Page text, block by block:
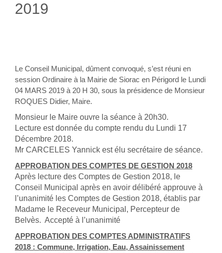
2019
Le Conseil Municipal, dûment convoqué, s’est réuni en
session Ordinaire à la Mairie de Siorac en Périgord le Lundi
04 MARS 2019 à 20 H 30, sous la présidence de Monsieur
ROQUES Didier, Maire.
Monsieur le Maire ouvre la séance à 20h30.
Lecture est donnée du compte rendu du Lundi 17
Décembre 2018.
Mr CARCELES Yannick est élu secrétaire de séance.
APPROBATION DES COMPTES DE GESTION 2018
Après lecture des Comptes de Gestion 2018, le
Conseil Municipal après en avoir délibéré approuve à
l’unanimité les Comptes de Gestion 2018, établis par
Madame le Receveur Municipal, Percepteur de
Belvès. Accepté à l’unanimité
APPROBATION DES COMPTES ADMINISTRATIFS
2018 : Commune, Irrigation, Eau, Assainissement